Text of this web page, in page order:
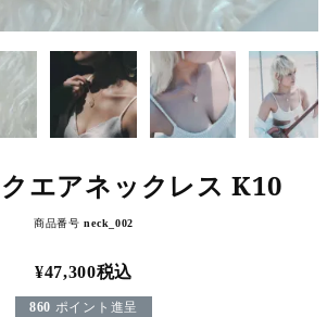
エアネックレス K10
商品番号 neck_002
¥47,300税込
860 ポイント進呈